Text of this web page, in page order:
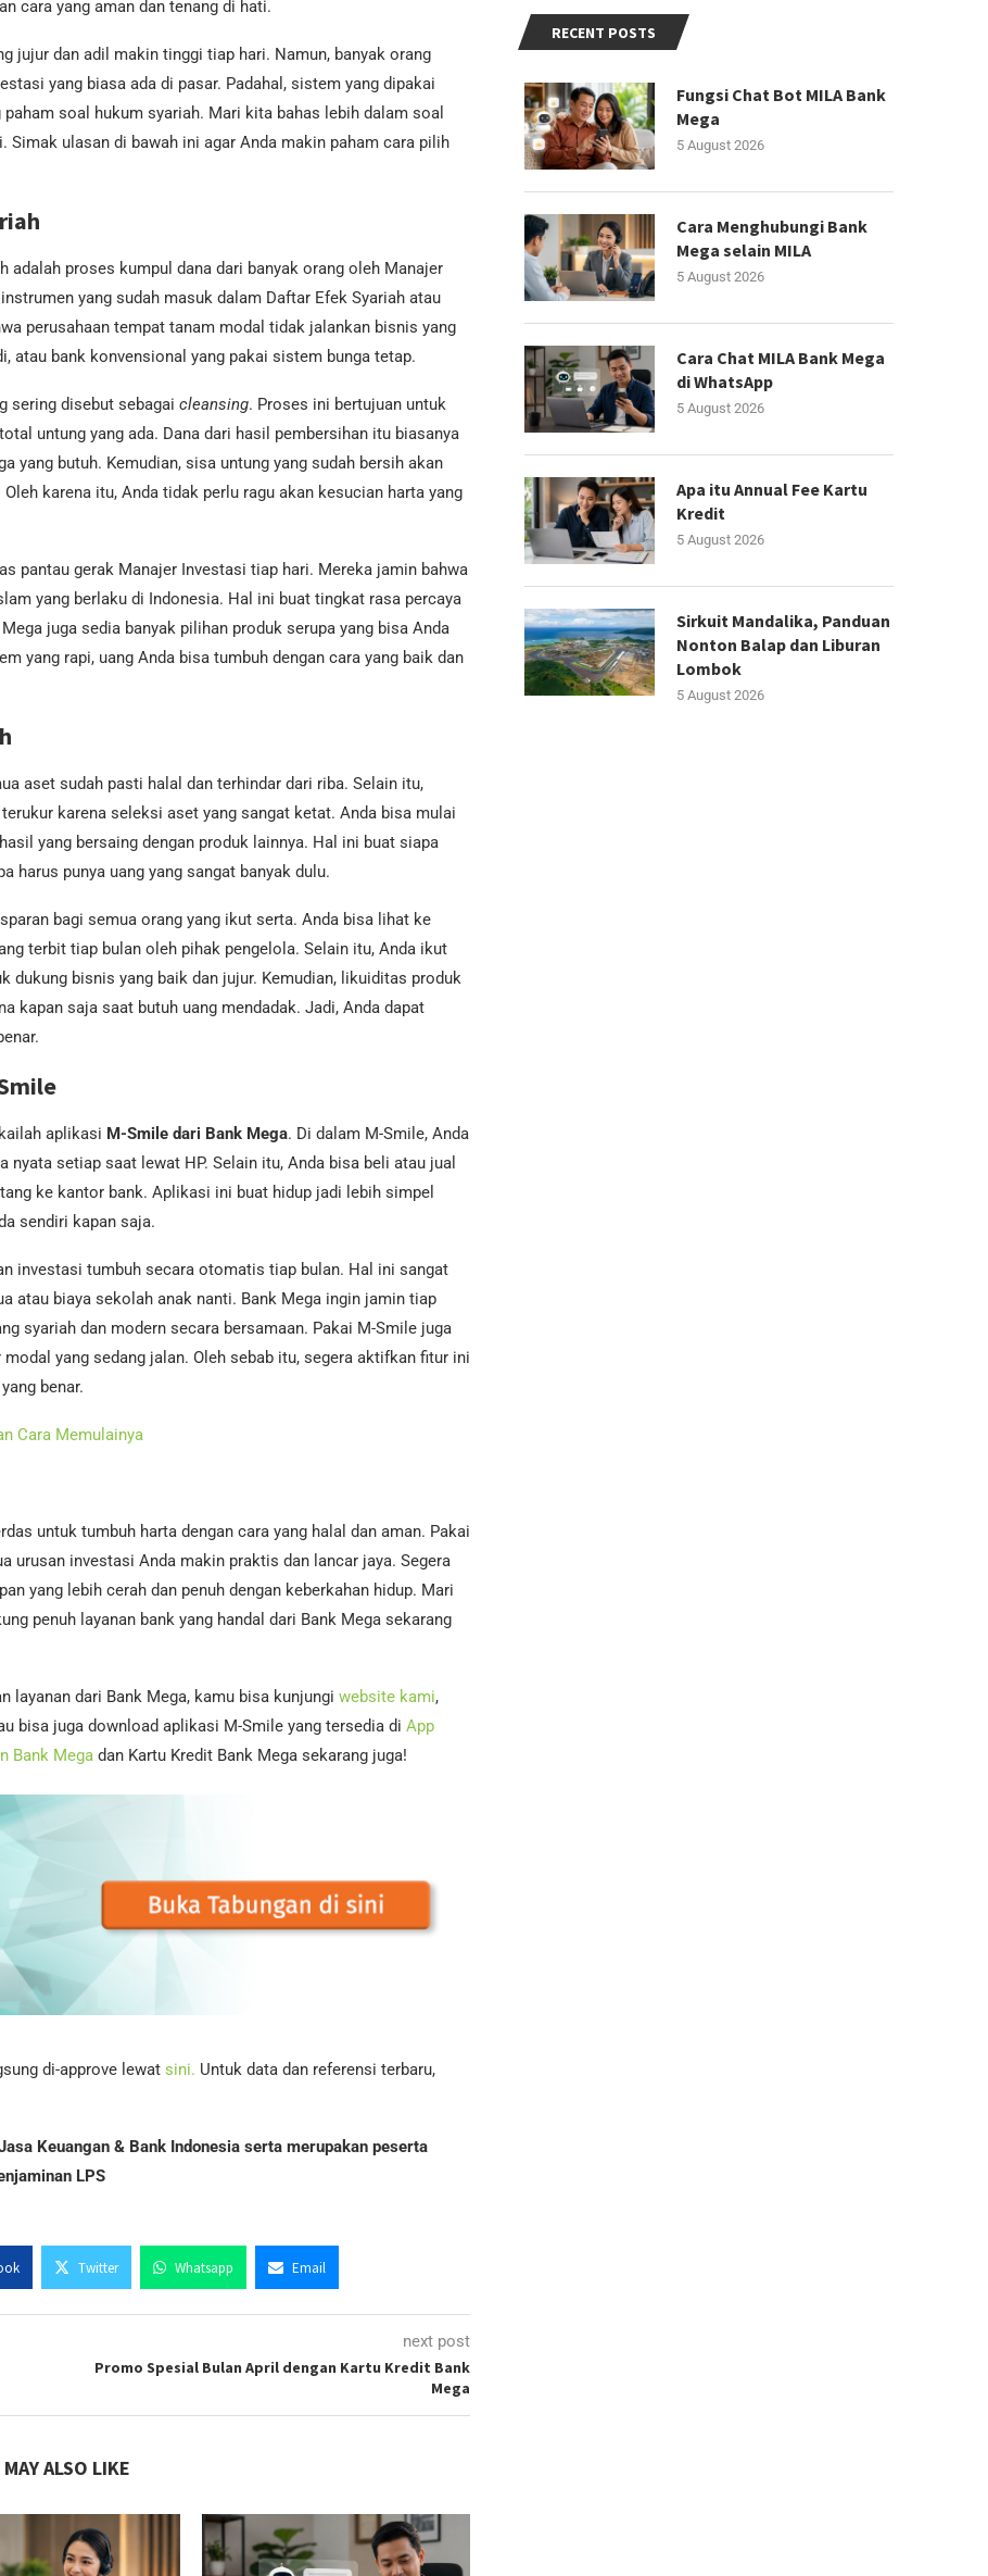
cara yang aman dan tenang di hati.
jujur dan adil makin tinggi tiap hari. Namun, banyak orang
yang biasa ada di pasar. Padahal, sistem yang dipakai
soal hukum syariah. Mari kita bahas lebih dalam soal
Simak ulasan di bawah ini agar Anda makin paham cara pilih
adalah proses kumpul dana dari banyak orang oleh Manajer
yang sudah masuk dalam Daftar Efek Syariah atau
perusahaan tempat tanam modal tidak jalankan bisnis yang
atau bank konvensional yang pakai sistem bunga tetap.
sering disebut sebagai cleansing. Proses ini bertujuan untuk
untung yang ada. Dana dari hasil pembersihan itu biasanya
yang butuh. Kemudian, sisa untung yang sudah bersih akan
karena itu, Anda tidak perlu ragu akan kesucian harta yang
pantau gerak Manajer Investasi tiap hari. Mereka jamin bahwa
yang berlaku di Indonesia. Hal ini buat tingkat rasa percaya
juga sedia banyak pilihan produk serupa yang bisa Anda
yang rapi, uang Anda bisa tumbuh dengan cara yang baik dan
aset sudah pasti halal dan terhindar dari riba. Selain itu,
karena seleksi aset yang sangat ketat. Anda bisa mulai
yang bersaing dengan produk lainnya. Hal ini buat siapa
harus punya uang yang sangat banyak dulu.
bagi semua orang yang ikut serta. Anda bisa lihat ke
terbit tiap bulan oleh pihak pengelola. Selain itu, Anda ikut
dukung bisnis yang baik dan jujur. Kemudian, likuiditas produk
kapan saja saat butuh uang mendadak. Jadi, Anda dapat
aplikasi M-Smile dari Bank Mega. Di dalam M-Smile, Anda
setiap saat lewat HP. Selain itu, Anda bisa beli atau jual
ke kantor bank. Aplikasi ini buat hidup jadi lebih simpel
sendiri kapan saja.
investasi tumbuh secara otomatis tiap bulan. Hal ini sangat
atau biaya sekolah anak nanti. Bank Mega ingin jamin tiap
syariah dan modern secara bersamaan. Pakai M-Smile juga
yang sedang jalan. Oleh sebab itu, segera aktifkan fitur ini
benar.
Cara Memulainya
untuk tumbuh harta dengan cara yang halal dan aman. Pakai
urusan investasi Anda makin praktis dan lancar jaya. Segera
yang lebih cerah dan penuh dengan keberkahan hidup. Mari
penuh layanan bank yang handal dari Bank Mega sekarang
layanan dari Bank Mega, kamu bisa kunjungi website kami,
bisa juga download aplikasi M-Smile yang tersedia di App
Bank Mega dan Kartu Kredit Bank Mega sekarang juga!
di-approve lewat sini. Untuk data dan referensi terbaru,
Keuangan & Bank Indonesia serta merupakan peserta
LPS
Twitter Whatsapp Email
next post
Promo Spesial Bulan April dengan Kartu Kredit Bank
Mega
ALSO LIKE
RECENT POSTS
Fungsi Chat Bot MILA Bank
Mega
5 August 2026
Cara Menghubungi Bank
Mega selain MILA
5 August 2026
Cara Chat MILA Bank Mega
di WhatsApp
5 August 2026
Apa itu Annual Fee Kartu
Kredit
5 August 2026
Sirkuit Mandalika, Panduan
Nonton Balap dan Liburan
Lombok
5 August 2026